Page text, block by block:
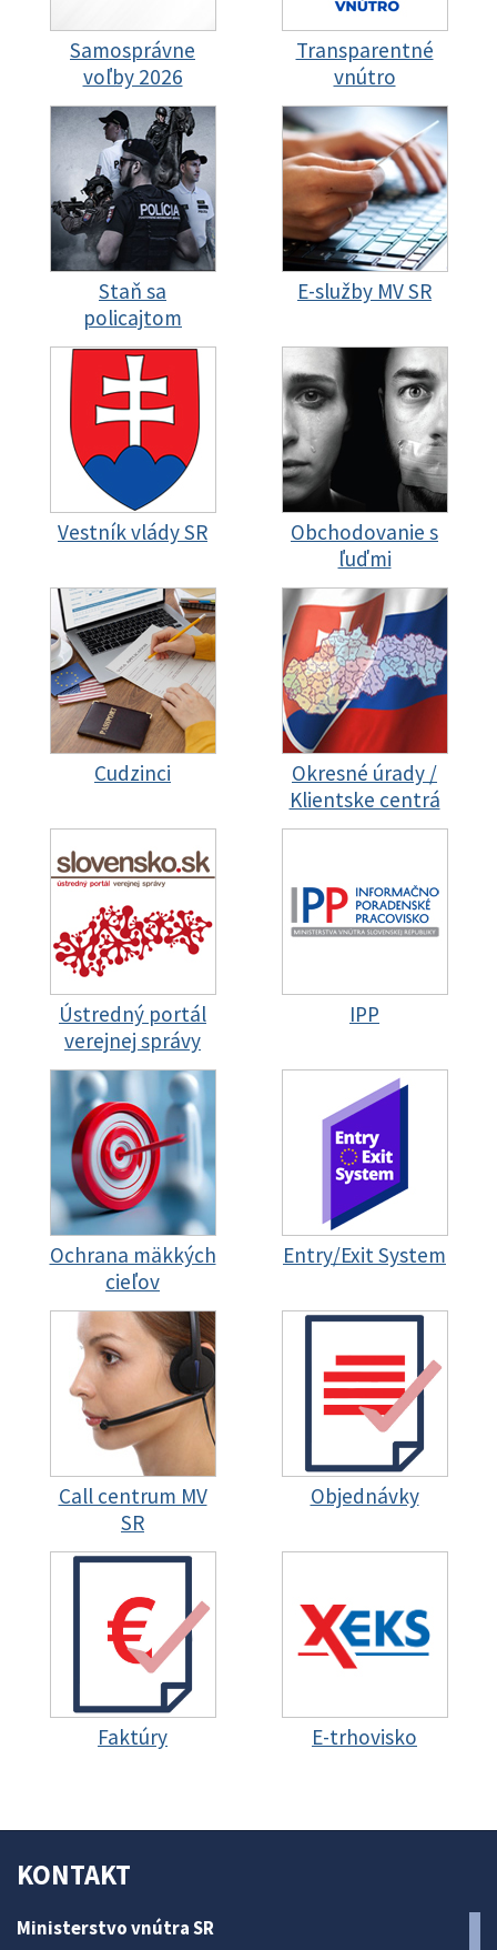
Samosprávne
voľby 2026
Transparentné
vnútro
Staň sa
policajtom
E-služby MV SR
Vestník vlády SR
Obchodovanie s
ľuďmi
Cudzinci
Okresné úrady /
Klientske centrá
Ústredný portál
verejnej správy
IPP
Ochrana mäkkých
cieľov
Entry/Exit System
Call centrum MV
SR
Objednávky
Faktúry E-trhovisko
KONTAKT
Ministerstvo vnútra SR